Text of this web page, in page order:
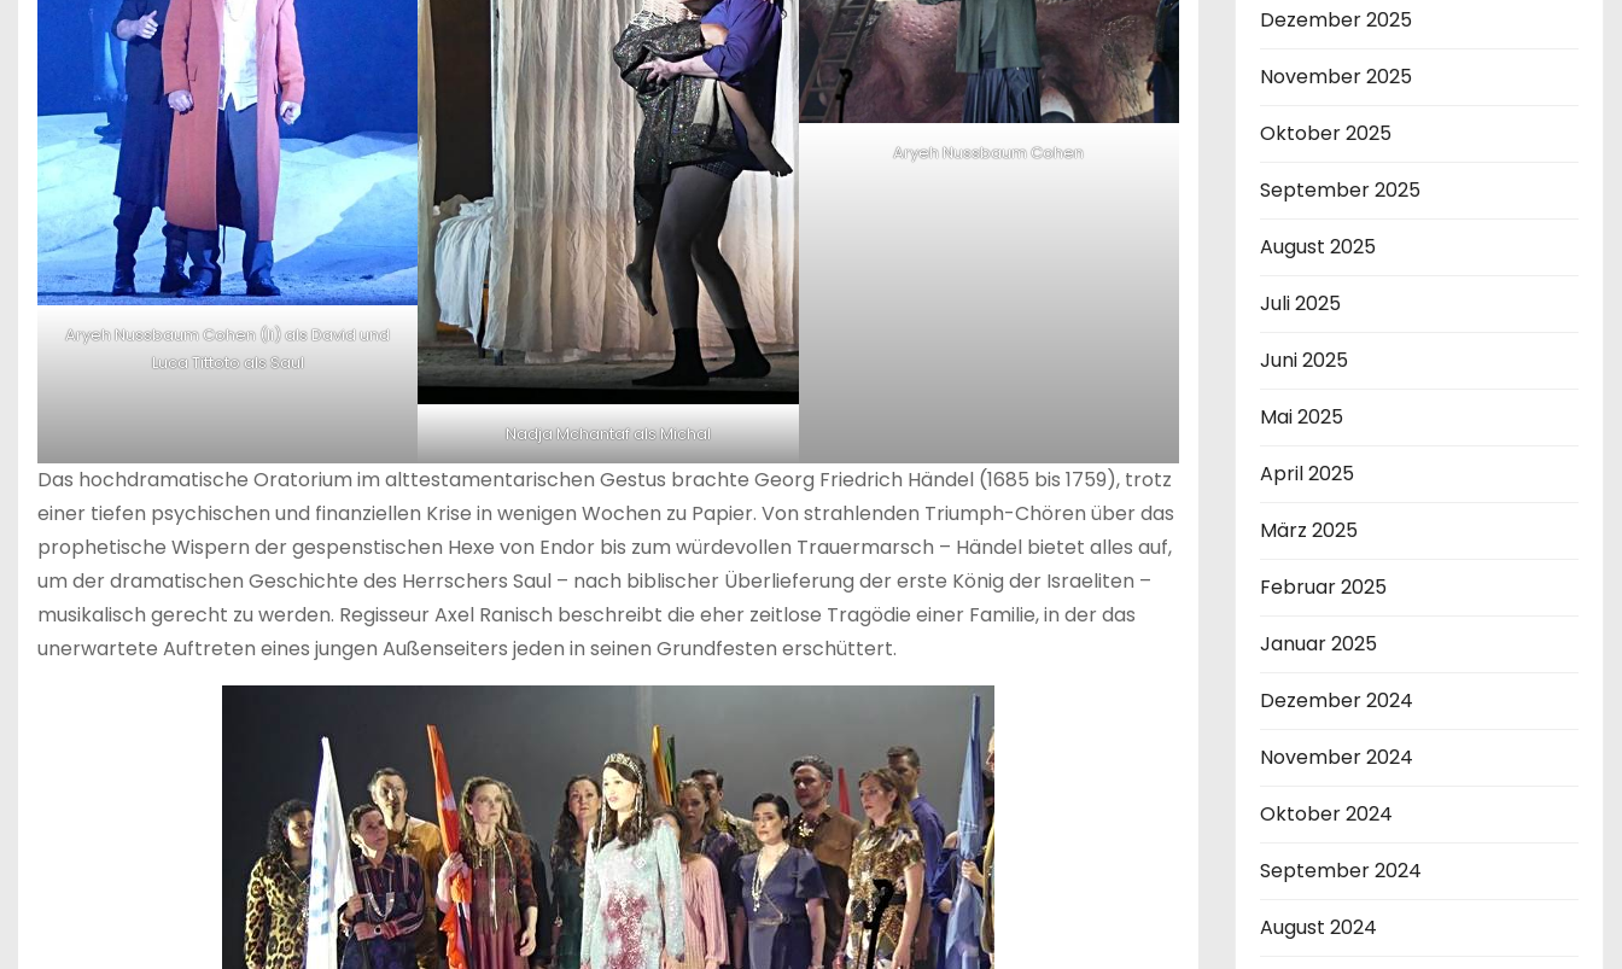
Aryeh Nussbaum Cohen (li) als David und
Luca Tittoto als Saul
Nadja Mchantaf als Michal
Aryeh Nussbaum Cohen
Das hochdramatische Oratorium im alttestamentarischen Gestus brachte Georg Friedrich Händel (1685 bis 1759), trotz
einer tiefen psychischen und finanziellen Krise in wenigen Wochen zu Papier. Von strahlenden Triumph-Chören über das
prophetische Wispern der gespenstischen Hexe von Endor bis zum würdevollen Trauermarsch – Händel bietet alles auf,
um der dramatischen Geschichte des Herrschers Saul – nach biblischer Überlieferung der erste König der Israeliten –
musikalisch gerecht zu werden. Regisseur Axel Ranisch beschreibt die eher zeitlose Tragödie einer Familie, in der das
unerwartete Auftreten eines jungen Außenseiters jeden in seinen Grundfesten erschüttert.
Dezember 2025
November 2025
Oktober 2025
September 2025
August 2025
Juli 2025
Juni 2025
Mai 2025
April 2025
März 2025
Februar 2025
Januar 2025
Dezember 2024
November 2024
Oktober 2024
September 2024
August 2024